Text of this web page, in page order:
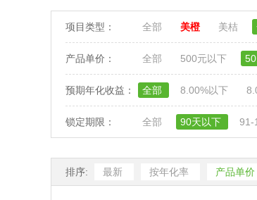
项目类型： 全部 美橙 美桔
产品单价： 全部 500元以下
预期年化收益： 全部 8.00%以下
锁定期限： 全部 90天以下 91-
排序: 最新 按年化率 产品单价